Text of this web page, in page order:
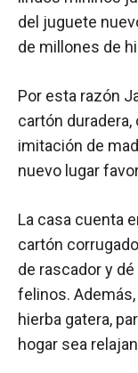
del juguete
de millones de
Por esta razón
cartón
imitación de
nuevo lugar
La casa cuenta
cartón
de rascador y
felinos.
hierba gatera,
hogar sea